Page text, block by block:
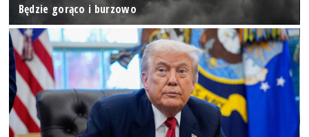
Będzie gorąco i burzowo